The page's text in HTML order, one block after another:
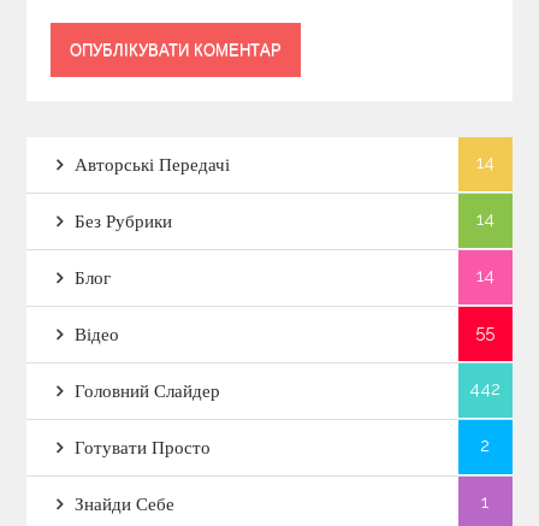
Авторські Передачі 14
Без Рубрики 14
Блог 14
Відео 55
Головний Слайдер 442
Готувати Просто 2
Знайди Себе 1